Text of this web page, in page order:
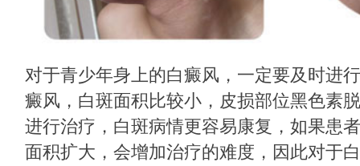
对于青少年身上的白癜风，一定要及时进
癜风，白斑面积比较小，皮损部位黑色素
进行治疗，白斑病情更容易康复，如果患
面积扩大，会增加治疗的难度，因此对于